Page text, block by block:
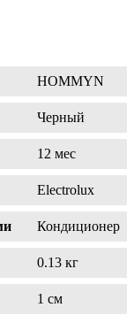
HOMMYN
Черный
12 мес
Electrolux
Кондиционер
0.13 кг
1 см